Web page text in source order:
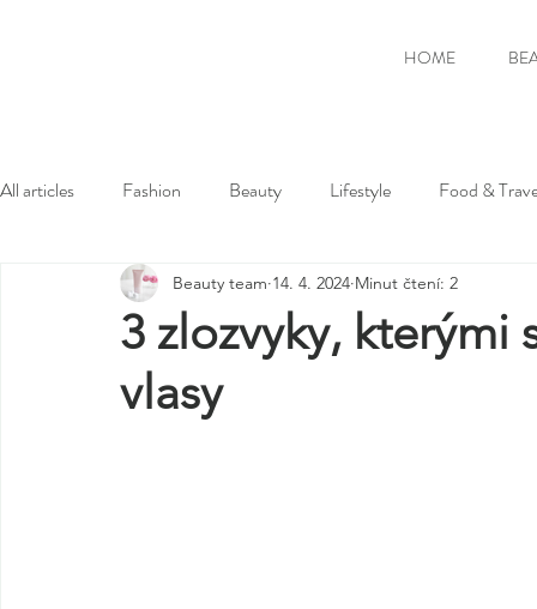
HOME
All articles Fashion Beauty Lifestyle Food &
3 zlozvyky, kterými
vlasy
Beauty team 14. 4. 2024 Minut čtení: 2